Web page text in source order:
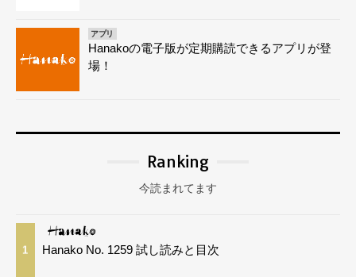
アプリ
Hanakoの電子版が定期購読できるアプリが登
場！
Ranking
今読まれてます
1 Hanako No. 1259 試し読みと目次